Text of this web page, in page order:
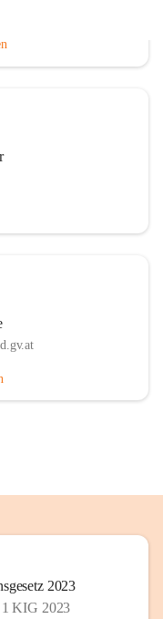
2023
1 KIG 2023